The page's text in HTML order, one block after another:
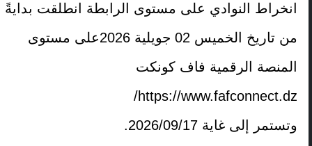
انخراط النوادي على مستوى الرابطة انطلقت بدايةً
من تاريخ الخميس 02 جويلية 2026على مستوى
المنصة الرقمية فاف كونكت
https://www.fafconnect.dz/
وتستمر إلى غاية 2026/09/17
.